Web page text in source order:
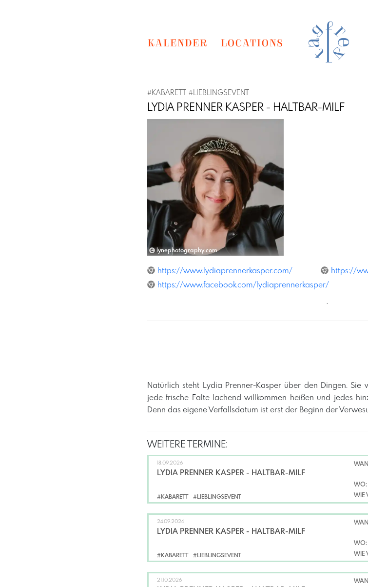
KALENDER LOCATIONS
#KABARETT #LIEBLINGSEVENT
LYDIA PRENNER KASPER - HALTBAR-MILF
lynephotography.com
Previous Next
https://www.lydiaprennerkasper.com/
https://
https://www.facebook.com/lydiaprennerkasper/
´
​Natürlich steht Lydia Prenner-Kasper über den Dingen. Sie
jede frische Falte lachend willkommen heißen und jedes
Denn das eigene Verfallsdatum ist erst der Beginn der
WEITERE TERMINE:
#KABARETT #LIEBLINGSEVENT
18.09.2026
LYDIA PRENNER KASPER - HALTBAR-MILF
WO:
WIE
#KABARETT #LIEBLINGSEVENT
24.09.2026
LYDIA PRENNER KASPER - HALTBAR-MILF
WO:
WIE
21.10.2026